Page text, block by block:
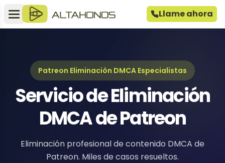
Llame ahora
Patreon Eliminación DMCA Especialistas
Servicio de Eliminación
DMCA de Patreon
Eliminación profesional de contenido DMCA de
Patreon. Miles de casos resueltos.